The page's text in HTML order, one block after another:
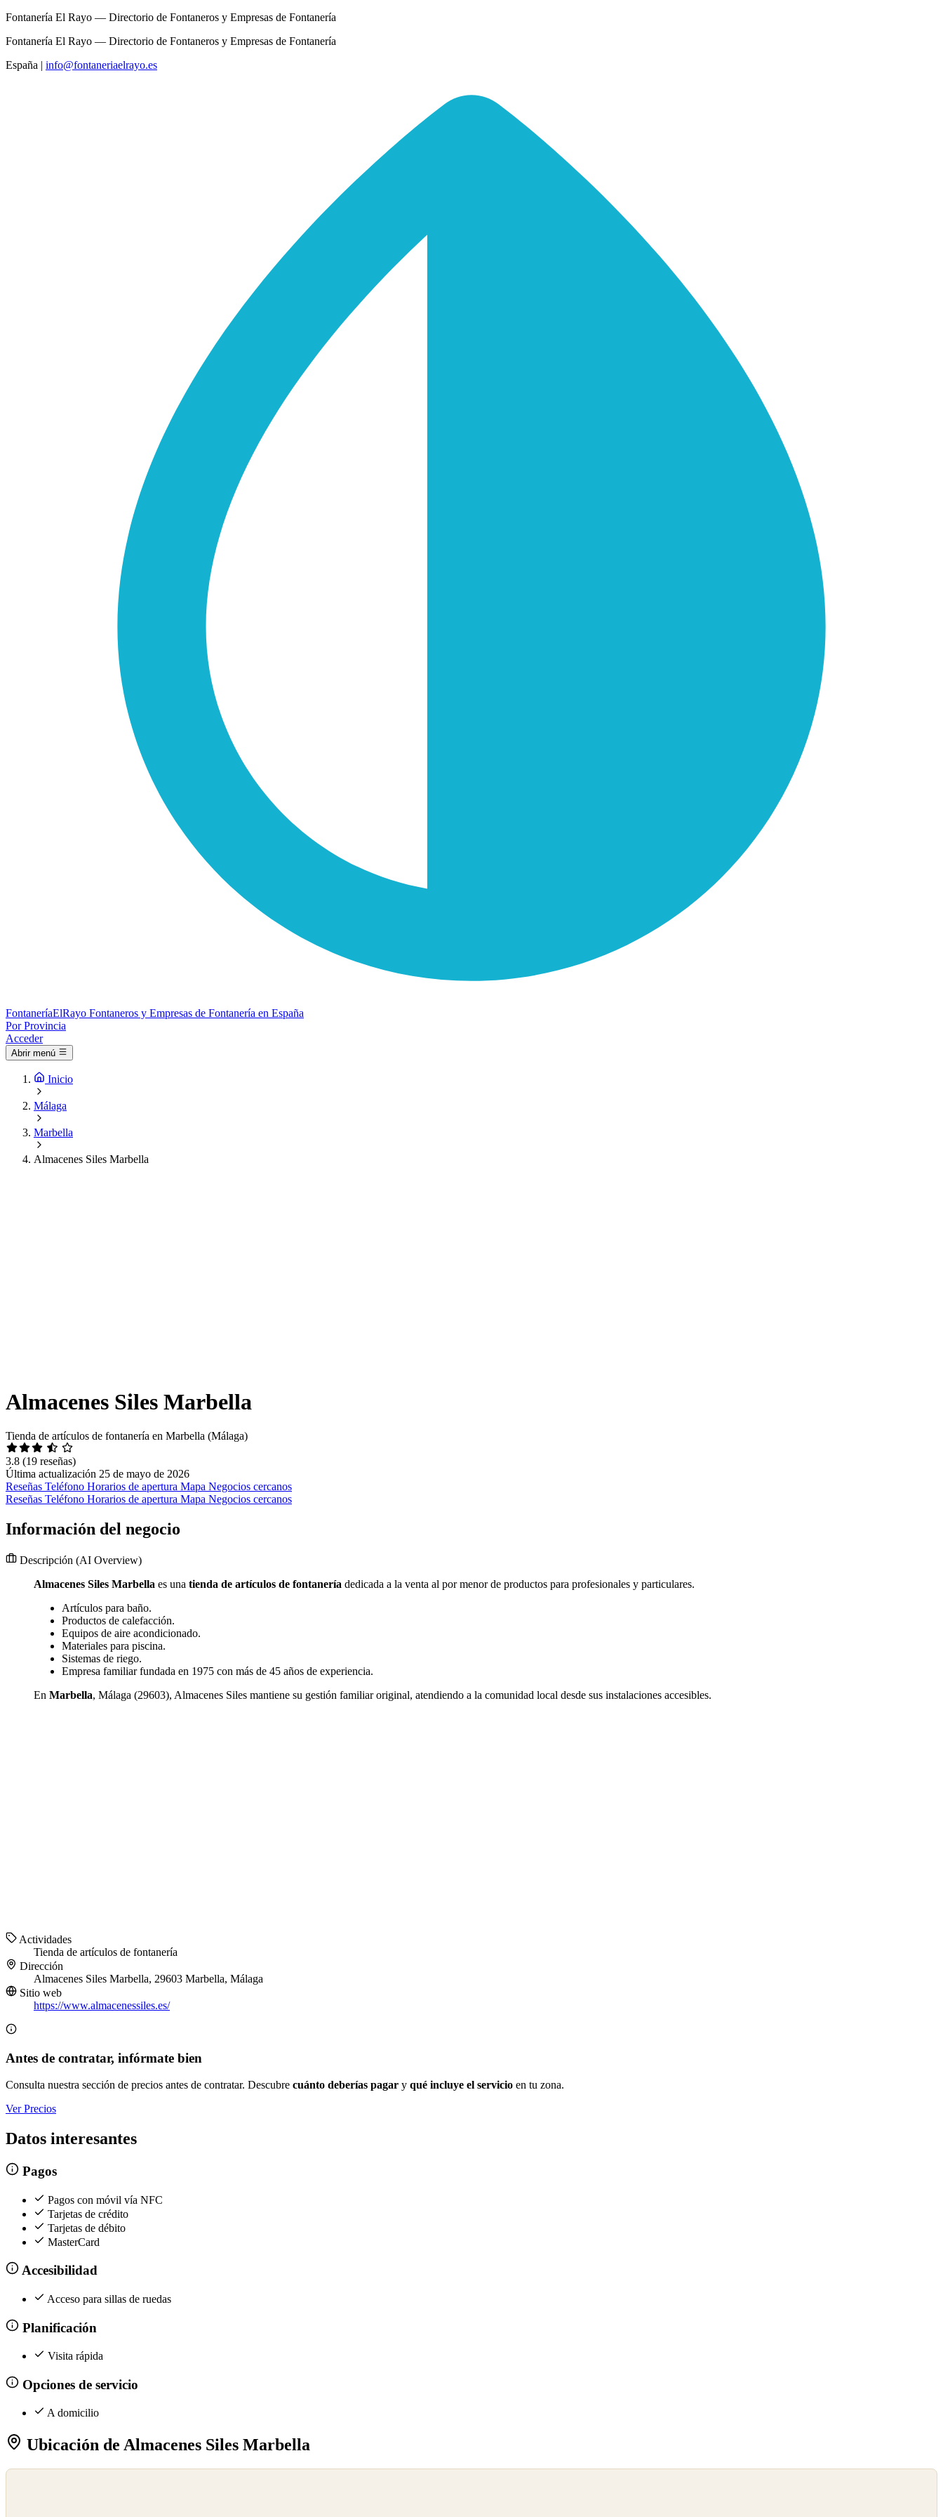
Fontanería El Rayo — Directorio de Fontaneros y Empresas de Fontanería
Fontanería El Rayo — Directorio de Fontaneros y Empresas de Fontanería
España | info@fontaneriaelrayo.es
FontaneríaElRayo Fontaneros y Empresas de Fontanería en España
Por Provincia
Acceder
Abrir menú
Inicio
Málaga
Marbella
Almacenes Siles Marbella
Almacenes Siles Marbella
Tienda de artículos de fontanería en Marbella (Málaga)
3.8 (19 reseñas)
Última actualización 25 de mayo de 2026
Reseñas Teléfono Horarios de apertura Mapa Negocios cercanos
Reseñas Teléfono Horarios de apertura Mapa Negocios cercanos
Información del negocio
Descripción (AI Overview)
Almacenes Siles Marbella es una tienda de artículos de fontanería dedicada a la venta al por menor de productos para profesionales y particulares.
Artículos para baño.
Productos de calefacción.
Equipos de aire acondicionado.
Materiales para piscina.
Sistemas de riego.
Empresa familiar fundada en 1975 con más de 45 años de experiencia.
En Marbella, Málaga (29603), Almacenes Siles mantiene su gestión familiar original, atendiendo a la comunidad local desde sus instalaciones accesibles.
Actividades
Tienda de artículos de fontanería
Dirección
Almacenes Siles Marbella, 29603 Marbella, Málaga
Sitio web
https://www.almacenessiles.es/
Antes de contratar, infórmate bien
Consulta nuestra sección de precios antes de contratar. Descubre cuánto deberías pagar y qué incluye el servicio en tu zona.
Ver Precios
Datos interesantes
Pagos
Pagos con móvil vía NFC
Tarjetas de crédito
Tarjetas de débito
MasterCard
Accesibilidad
Acceso para sillas de ruedas
Planificación
Visita rápida
Opciones de servicio
A domicilio
Ubicación de Almacenes Siles Marbella